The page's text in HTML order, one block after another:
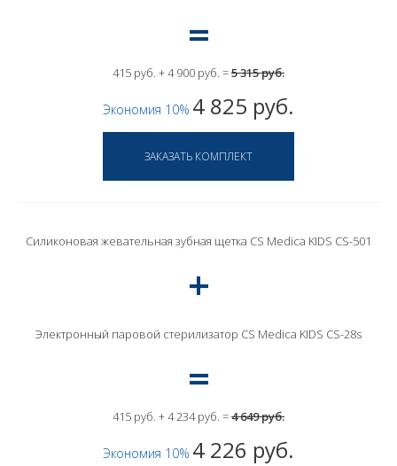
415 руб. + 4 900 руб. =5 315 руб.
Экономия 10% 4 825 руб.
Силиконовая жевательная зубная щетка CS Medica KIDS CS-501
Электронный паровой стерилизатор СS Medica KIDS CS-28s
415 руб. + 4 234 руб. =4 649 руб.
Экономия 10% 4 226 руб.